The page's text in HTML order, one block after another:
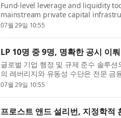
Fund-level leverage and liquidity
mainstream private capital
provider of global business
07월 29일 10:55
LP 10명 중 9명, 명확한 공시 이
글로벌 기업 행정 및 규제 준수 솔루
의 레버리지와 유동성 수단은 전문 금
결과, 유한책임투자자(LP)는 공시가 명
07월 29일 10:55
프로스트 앤드 설리번, 지정학적